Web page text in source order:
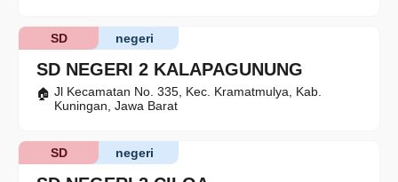
SD NEGERI 2 KALAPAGUNUNG
negeri
SD
Jl Kecamatan No. 335, Kec. Kramatmulya, Kab.
Kuningan, Jawa Barat
negeri
SD